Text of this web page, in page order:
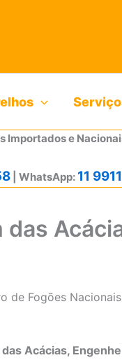
e
| WhatsApp: 11
das
de Fogões
Acácias,